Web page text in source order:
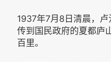
1937年7月8日清晨，
传到国民政府的夏都庐
百里。